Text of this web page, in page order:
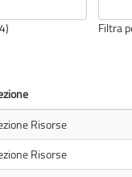
Filtra
Risorse
Risorse